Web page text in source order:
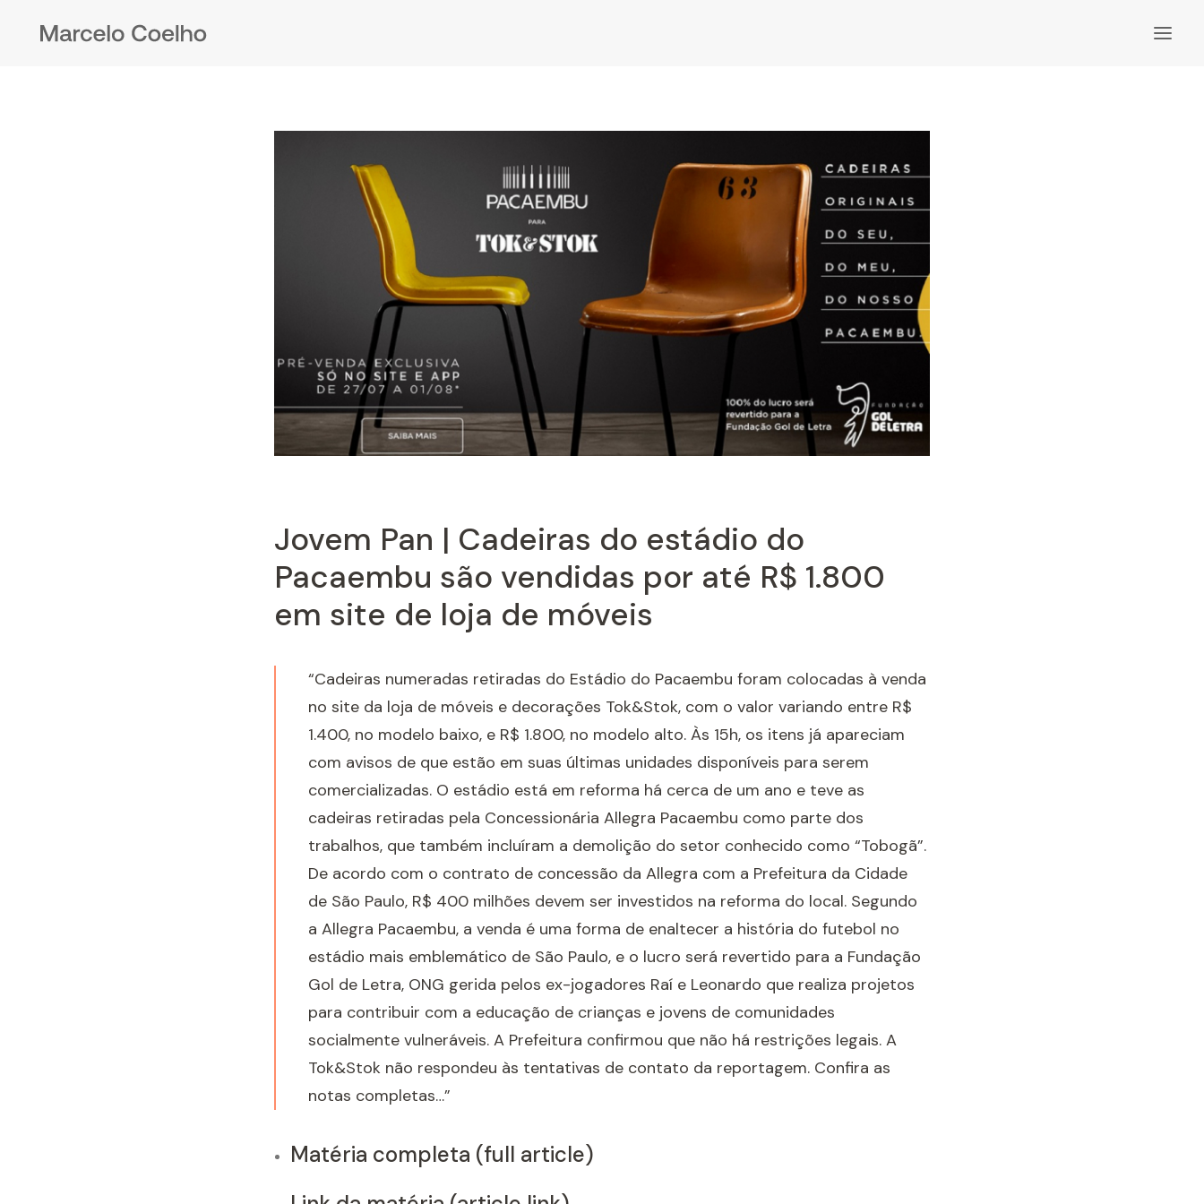
Jovem Pan | Cadeiras do estádio do
Pacaembu são vendidas por até R$ 1.800
em site de loja de móveis
“Cadeiras numeradas retiradas do Estádio do Pacaembu foram colocadas à venda
no site da loja de móveis e decorações Tok&Stok, com o valor variando entre R$
1.400, no modelo baixo, e R$ 1.800, no modelo alto. Às 15h, os itens já apareciam
com avisos de que estão em suas últimas unidades disponíveis para serem
comercializadas. O estádio está em reforma há cerca de um ano e teve as
cadeiras retiradas pela Concessionária Allegra Pacaembu como parte dos
trabalhos, que também incluíram a demolição do setor conhecido como “Tobogã”.
De acordo com o contrato de concessão da Allegra com a Prefeitura da Cidade
de São Paulo, R$ 400 milhões devem ser investidos na reforma do local. Segundo
a Allegra Pacaembu, a venda é uma forma de enaltecer a história do futebol no
estádio mais emblemático de São Paulo, e o lucro será revertido para a Fundação
Gol de Letra, ONG gerida pelos ex-jogadores Raí e Leonardo que realiza projetos
para contribuir com a educação de crianças e jovens de comunidades
socialmente vulneráveis. A Prefeitura confirmou que não há restrições legais. A
Tok&Stok não respondeu às tentativas de contato da reportagem. Confira as
notas completas…”
Matéria completa (full article)